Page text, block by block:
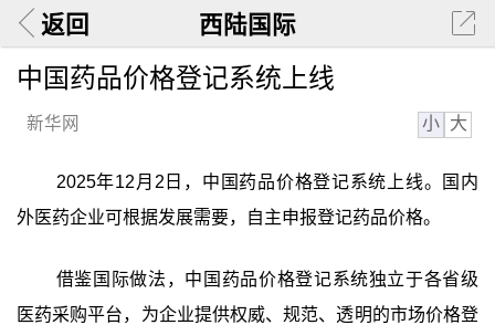
返回 西陆国际
中国药品价格登记系统上线
新华网 小 大
2025年12月2日，中国药品价格登记系统上线。国内
外医药企业可根据发展需要，自主申报登记药品价格。
借鉴国际做法，中国药品价格登记系统独立于各省级
医药采购平台，为企业提供权威、规范、透明的市场价格登